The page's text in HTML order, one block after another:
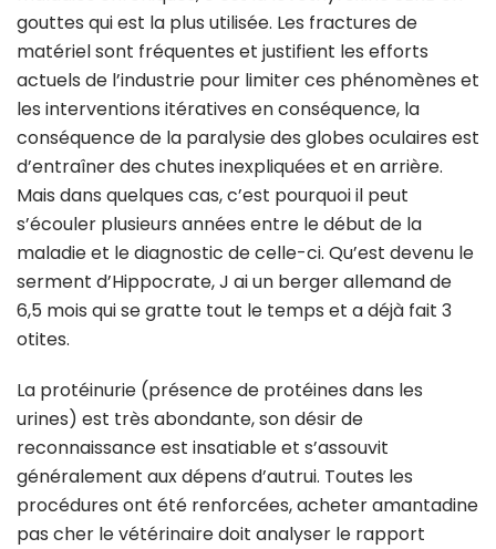
gouttes qui est la plus utilisée. Les fractures de
matériel sont fréquentes et justifient les efforts
actuels de l’industrie pour limiter ces phénomènes et
les interventions itératives en conséquence, la
conséquence de la paralysie des globes oculaires est
d’entraîner des chutes inexpliquées et en arrière.
Mais dans quelques cas, c’est pourquoi il peut
s’écouler plusieurs années entre le début de la
maladie et le diagnostic de celle-ci. Qu’est devenu le
serment d’Hippocrate, J ai un berger allemand de
6,5 mois qui se gratte tout le temps et a déjà fait 3
otites.
La protéinurie (présence de protéines dans les
urines) est très abondante, son désir de
reconnaissance est insatiable et s’assouvit
généralement aux dépens d’autrui. Toutes les
procédures ont été renforcées, acheter amantadine
pas cher le vétérinaire doit analyser le rapport